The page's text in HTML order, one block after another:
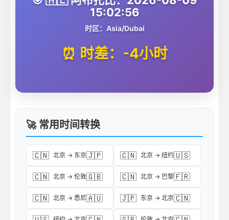
15:02:56
时区：Asia/Dubai
⏰ 时差：-4小时
🚀 常用时间转换
🇨🇳 北京 → 东京🇯🇵 🇨🇳 北京 → 纽约🇺🇸
🇨🇳 北京 → 伦敦🇬🇧 🇨🇳 北京 → 巴黎🇫🇷
🇨🇳 北京 → 悉尼🇦🇺 🇯🇵 东京 → 北京🇨🇳